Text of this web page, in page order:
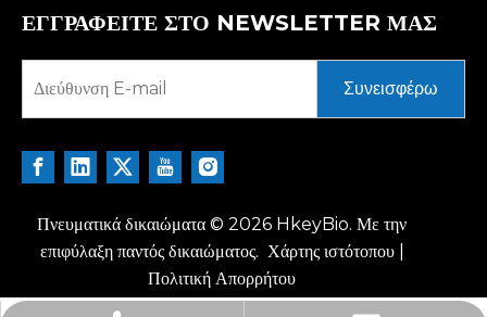
ΕΓΓΡΑΦΕΙΤΕ ΣΤΟ NEWSLETTER ΜΑΣ
Συνεισφέρω
Πνευματικά δικαιώματα © 2026 HkeyBio. Με την
επιφύλαξη παντός δικαιώματος. Χάρτης ιστότοπου|
Πολιτική Απορρήτου